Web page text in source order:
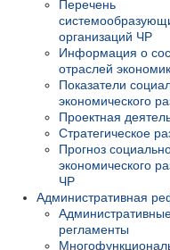
Перечень
организаций ЧР
Информация о
отраслей
Показатели
экономического
Проектная
Стратегическое
Прогноз
экономического
ЧР
Административная
регламенты